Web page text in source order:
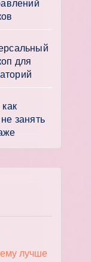
для
занять
лучше